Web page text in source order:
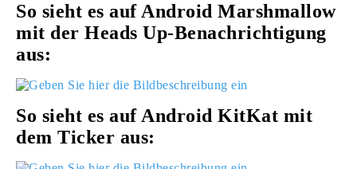
So sieht es auf Android Marshmallow
mit der Heads Up-Benachrichtigung
aus:
So sieht es auf Android KitKat mit
dem Ticker aus: